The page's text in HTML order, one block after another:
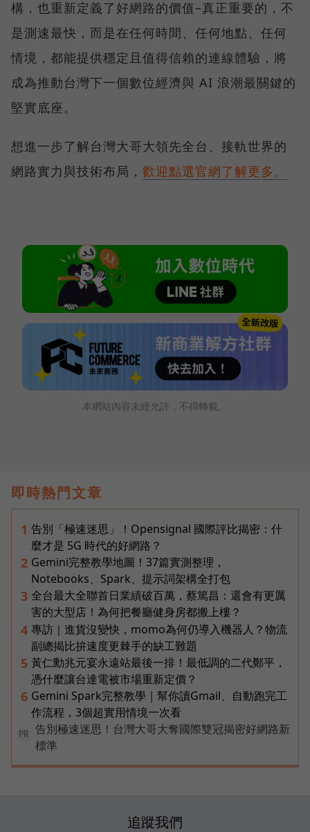
構，也重新定義了好網路的價值–真正重要的，不
是測速最快，而是在任何時間、任何地點、任何
情境，都能提供穩定且值得信賴的連線體驗，將
成為推動台灣下一個數位經濟與 AI 浪潮最關鍵的
堅實底座。
想進一步了解台灣大哥大領先全台、接軌世界的
網路實力與技術布局， 歡迎點選官網了解更多。
本網站內容未經允許，不得轉載。
即時熱門文章
1 告別「極速迷思」！Opensignal 國際評比揭密：什
麼才是 5G 時代的好網路？
2 Gemini完整教學地圖！37篇實測整理，
Notebooks、Spark、提示詞架構全打包
3 全台最大全聯首日業績破百萬，蔡篤昌：還會有更厲
害的大型店！為何把餐廳健身房都搬上樓？
4 專訪｜進貨沒變快，momo為何仍導入機器人？物流
副總揭比拚速度更棘手的缺工難題
5 黃仁勳兆元宴永遠站最後一排！最低調的二代鄭平，
憑什麼讓台達電被市場重新定價？
6 Gemini Spark完整教學｜幫你讀Gmail、自動跑完工
作流程，3個超實用情境一次看
PR
告別極速迷思！台灣大哥大奪國際雙冠揭密好網路新
標準
追蹤我們